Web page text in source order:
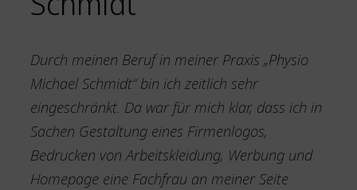
Durch meinen Beruf in meiner Praxis „Physio
Michael Schmidt“ bin ich zeitlich sehr
eingeschränkt. Da war für mich klar, dass ich in
Sachen Gestaltung eines Firmenlogos,
Bedrucken von Arbeitskleidung, Werbung und
Homepage eine Fachfrau an meiner Seite